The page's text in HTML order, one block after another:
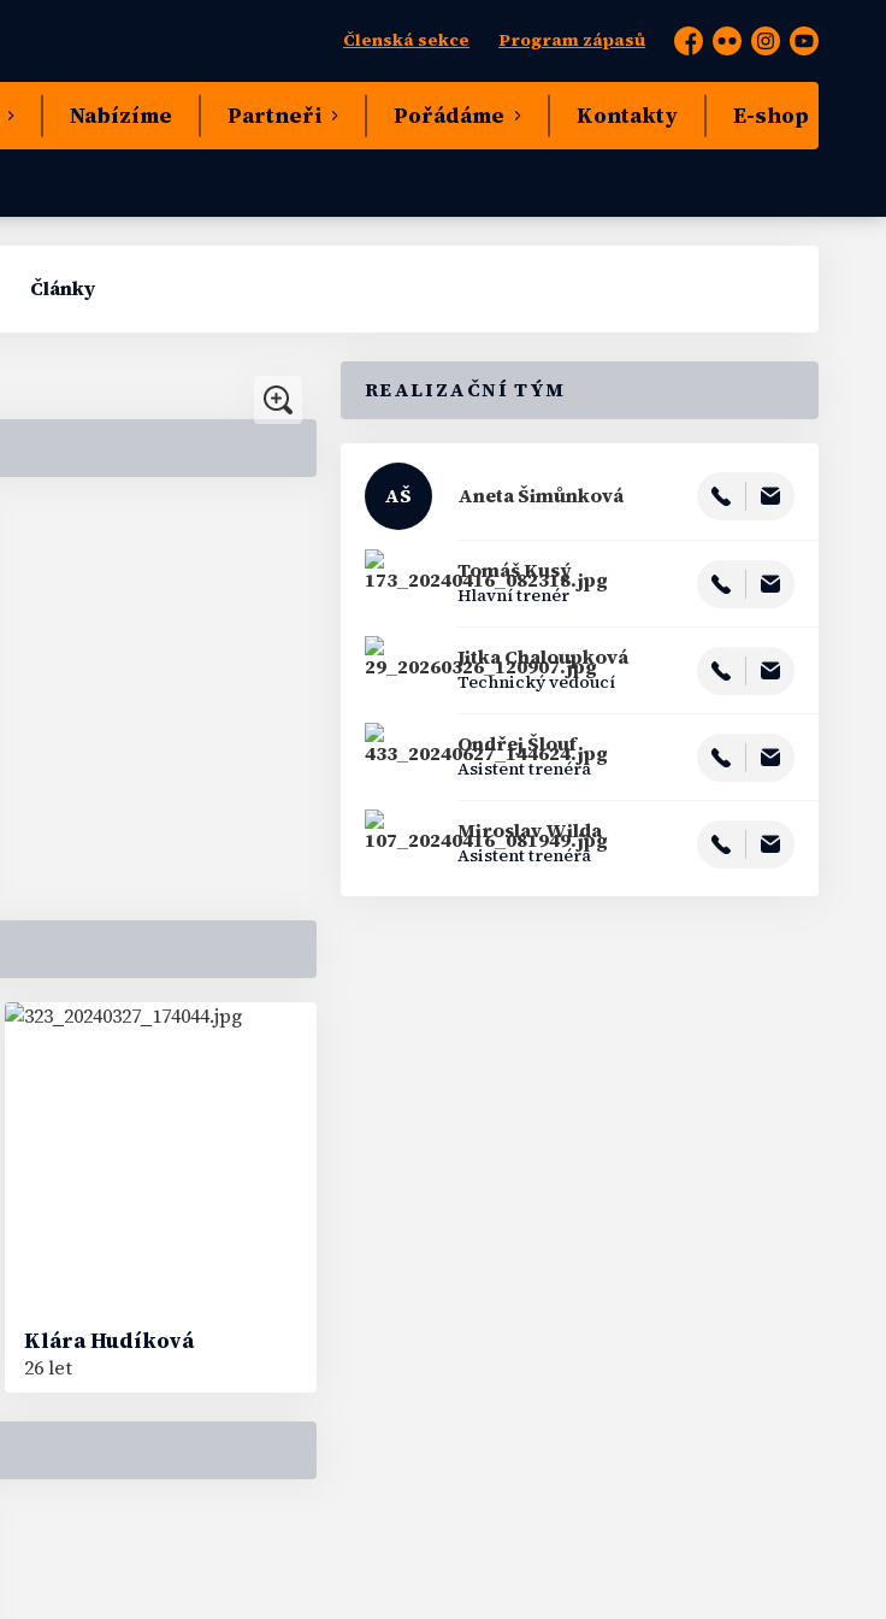
Členská sekce Program zápasů Facebook
FlickrInstagram
YouTube
Nabízíme Partneři Pořádáme Kontakty E-shop
Články
REALIZAČNÍ TÝM
AŠ AnetaŠimůnková
TomášKusý
Hlavní trenér
JitkaChaloupková
Technický vedoucí
OndřejŠlouf
Asistent trenéra
MiroslavWilda
Asistent trenéra
KláraHudíková
26 let
92